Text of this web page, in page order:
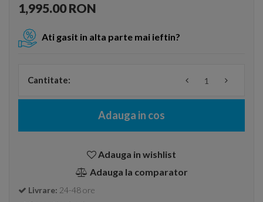
1,995.00 RON
Ati gasit in alta parte mai ieftin?
Cantitate:
Adauga in cos
Adauga in wishlist
Adauga la comparator
Livrare: 24-48 ore